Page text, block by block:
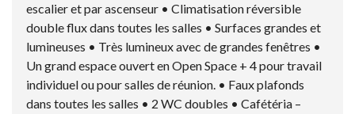
escalier et par ascenseur • Climatisation réversible
double flux dans toutes les salles • Surfaces grandes et
lumineuses • Très lumineux avec de grandes fenêtres •
Un grand espace ouvert en Open Space + 4 pour travail
individuel ou pour salles de réunion. • Faux plafonds
dans toutes les salles • 2 WC doubles • Cafétéria –